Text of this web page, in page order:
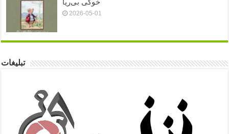
خوکی بی‌ریا
2026-05-01
تبلیغات